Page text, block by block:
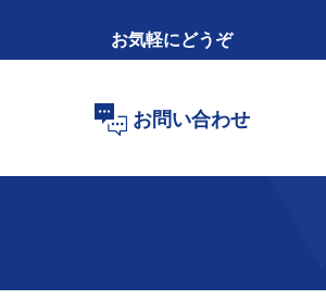
お気軽にどうぞ
お問い合わせ